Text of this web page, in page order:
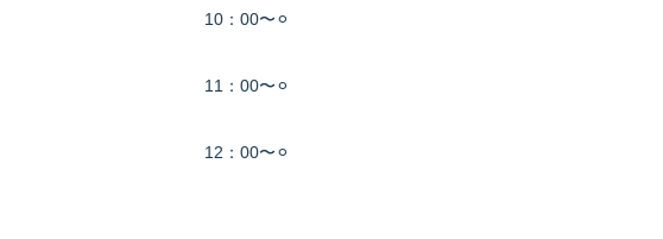
10：00〜⚪︎
11：00〜⚪︎
12：00〜⚪︎